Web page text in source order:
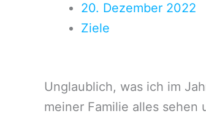
20. Dezember 2022
Ziele
Unglaublich, was ich im
meiner Familie alles